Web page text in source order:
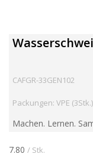
CAFGR-33GEN102
Packungen: VPE
Machen. Lernen.
der Crystal Art
Crystal Art Wildlife
7.80 / Stk.